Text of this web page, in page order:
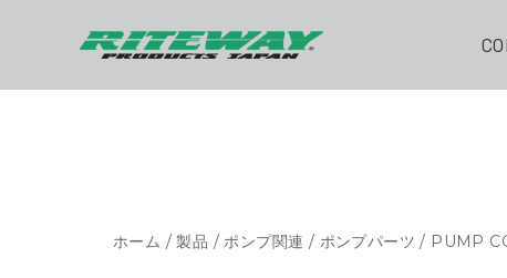
ホーム /製品 /ポンプ関連 / ポンプパーツ / PUMP